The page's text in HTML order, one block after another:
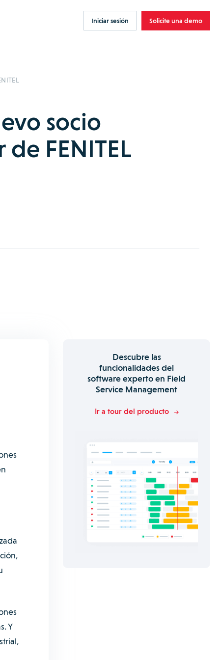
Iniciar sesión Solicite una demo
socio
FENITEL
Y
Descubre las
funcionalidades del
software experto en Field
Service Management
Ir a tour del producto